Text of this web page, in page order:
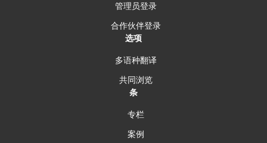
管理员登录
合作伙伴登录
选项
多语种翻译
共同浏览
条
专栏
案例